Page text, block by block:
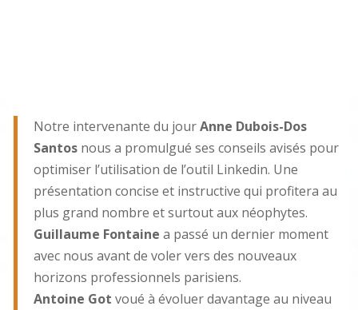
Notre intervenante du jourAnne Dubois-Dos
Santos nous a promulgué ses conseils avisés pour
optimiser l’utilisation de l’outil Linkedin. Une
présentation concise et instructive qui profitera au
plus grand nombre et surtout aux néophytes.
Guillaume Fontaine a passé un dernier moment
avec nous avant de voler vers des nouveaux
horizons professionnels parisiens.
Antoine Got voué à évoluer davantage au niveau